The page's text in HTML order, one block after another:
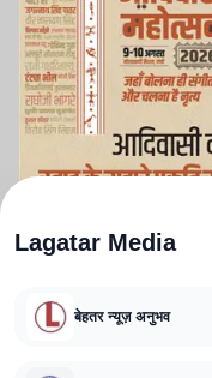
Lagatar Media
बेहतर न्यूज़ अनुभव